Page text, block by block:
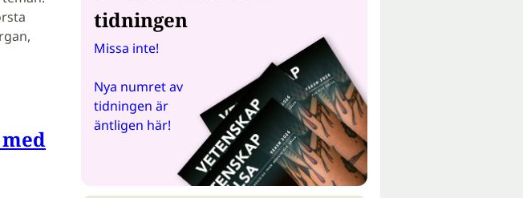
tidningen
Missa inte!
Nya numret av
tidningen är
äntligen här!